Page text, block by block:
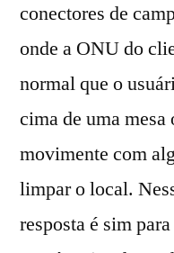
conectores de
onde a ONU do
normal que o
cima de uma mesa
movimente com
limpar o local.
resposta é sim